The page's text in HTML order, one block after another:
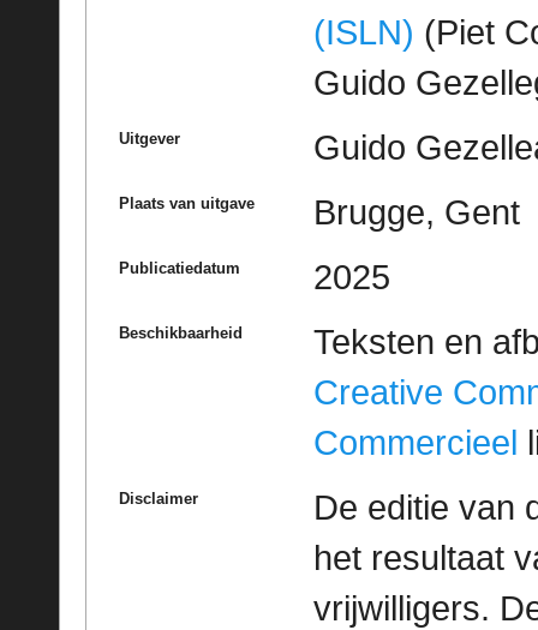
(ISLN) (Piet
Guido
Uitgever Guido
Plaats van uitgave Brugge, Gent
Publicatiedatum 2025
Beschikbaarheid
Teksten en
Creative
Commercieel
Disclaimer
De editie van
het resultaat
vrijwilligers.